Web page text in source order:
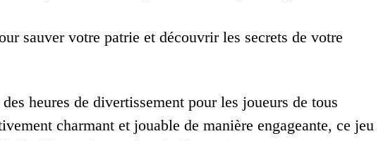
sauver votre patrie et découvrir les secrets de votre
heures de divertissement pour les joueurs de tous
charmant et jouable de manière engageante, ce jeu